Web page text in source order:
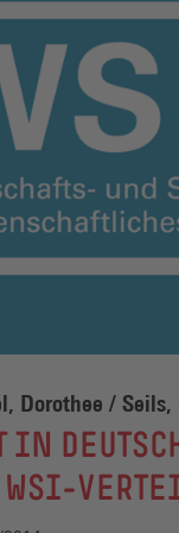
Dorothee / Seils,
IN
WSI-